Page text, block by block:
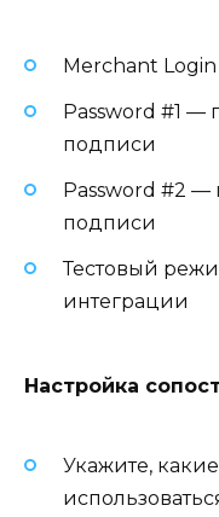
Merchant
Password #1 —
подписи
Password #2 —
подписи
Тестовый
интеграции
Настройка
Укажите,